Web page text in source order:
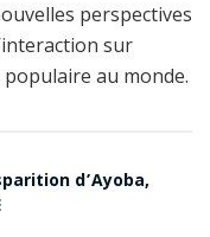
perspectives
sur
au monde.
d’Ayoba,